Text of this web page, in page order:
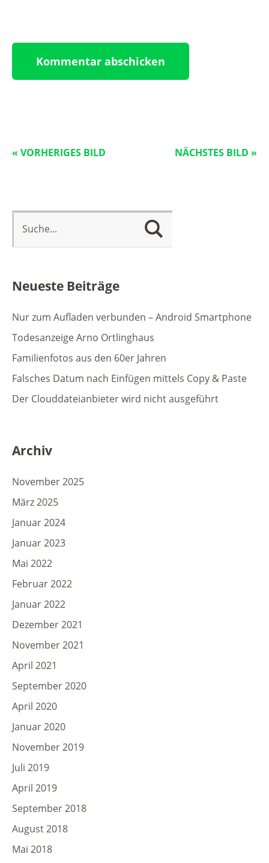
« VORHERIGES BILD NÄCHSTES BILD »
Neueste Beiträge
Nur zum Aufladen verbunden – Android Smartphone
Todesanzeige Arno Ortlinghaus
Familienfotos aus den 60er Jahren
Falsches Datum nach Einfügen mittels Copy & Paste
Der Clouddateianbieter wird nicht ausgeführt
Archiv
November 2025
März 2025
Januar 2024
Januar 2023
Mai 2022
Februar 2022
Januar 2022
Dezember 2021
November 2021
April 2021
September 2020
April 2020
Januar 2020
November 2019
Juli 2019
April 2019
September 2018
August 2018
Mai 2018